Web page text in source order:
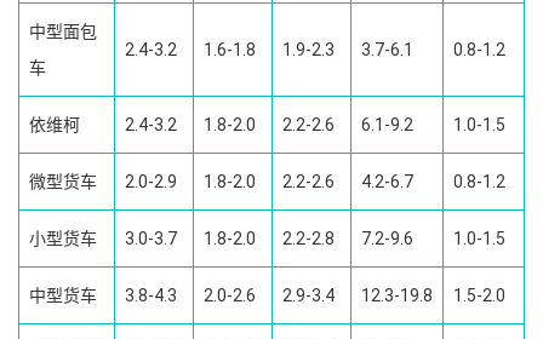
中型面包
车
2.4-3.2 1.6-1.8 1.9-2.3 3.7-6.1 0.8-1.2
依维柯 2.4-3.2 1.8-2.0 2.2-2.6 6.1-9.2 1.0-1.5
微型货车 2.0-2.9 1.8-2.0 2.2-2.6 4.2-6.7 0.8-1.2
小型货车 3.0-3.7 1.8-2.0 2.2-2.8 7.2-9.6 1.0-1.5
中型货车 3.8-4.3 2.0-2.6 2.9-3.4 12.3-19.8 1.5-2.0